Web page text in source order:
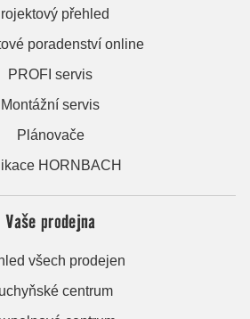
přehled
poradenství online
PROFI servis
Montážní servis
Plánovače
HORNBACH
Vaše prodejna
všech prodejen
centrum